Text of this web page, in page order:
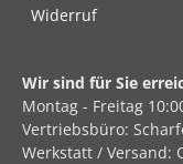
Widerruf
Wir sind für Sie
Montag - Freitag
Vertriebsbüro:
Werkstatt / Versand: